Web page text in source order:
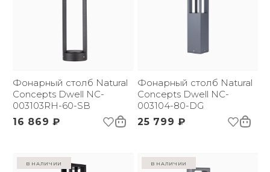
Фонарный столб Natural
Concepts Dwell NC-
003103RH-60-SB
16 869 ₽
Фонарный столб Natural
Concepts Dwell NC-
003104-80-DG
25 799 ₽
в наличии в наличии